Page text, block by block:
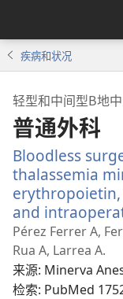
疾病和状况
轻型和中间型Β地中
普通外科
Bloodless
thalassemia
and
Pérez Ferrer A,
Rua A, Larrea A.
来源‎: Minerva
检索‎: PubMed